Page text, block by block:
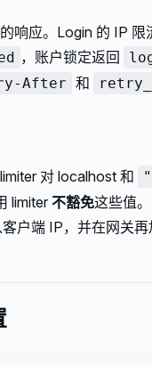
响应。Login 的 IP 限
，账户锁定返回
After 和
对 localhost 和
limiter不豁免这些值
户端 IP，并在网关再